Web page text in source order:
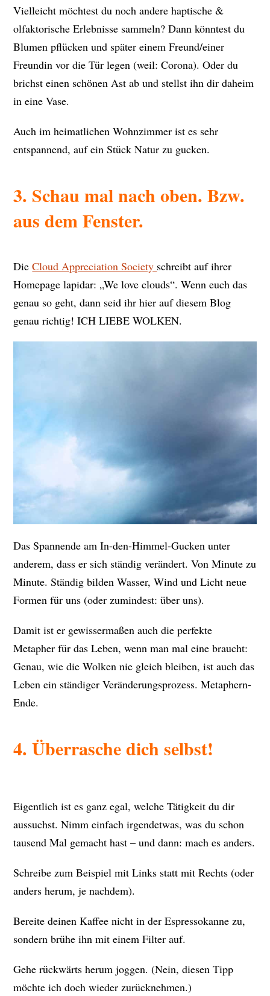
Vielleicht möchtest du noch andere haptische &
olfaktorische Erlebnisse sammeln? Dann könntest du
Blumen pflücken und später einem Freund/einer
Freundin vor die Tür legen (weil: Corona). Oder du
brichst einen schönen Ast ab und stellst ihn dir daheim
in eine Vase.
Auch im heimatlichen Wohnzimmer ist es sehr
entspannend, auf ein Stück Natur zu gucken.
3. Schau mal nach oben. Bzw.
aus dem Fenster.
DieCloud Appreciation Society schreibt auf ihrer
Homepage lapidar: „We love clouds“. Wenn euch das
genau so geht, dann seid ihr hier auf diesem Blog
genau richtig! ICH LIEBE WOLKEN.
Das Spannende am In-den-Himmel-Gucken unter
anderem, dass er sich ständig verändert. Von Minute zu
Minute. Ständig bilden Wasser, Wind und Licht neue
Formen für uns (oder zumindest: über uns).
Damit ist er gewissermaßen auch die perfekte
Metapher für das Leben, wenn man mal eine braucht:
Genau, wie die Wolken nie gleich bleiben, ist auch das
Leben ein ständiger Veränderungsprozess. Metaphern-
Ende.
4. Überrasche dich selbst!
Eigentlich ist es ganz egal, welche Tätigkeit du dir
aussuchst. Nimm einfach irgendetwas, was du schon
tausend Mal gemacht hast – und dann: mach es anders.
Schreibe zum Beispiel mit Links statt mit Rechts (oder
anders herum, je nachdem).
Bereite deinen Kaffee nicht in der Espressokanne zu,
sondern brühe ihn mit einem Filter auf.
Gehe rückwärts herum joggen. (Nein, diesen Tipp
möchte ich doch wieder zurücknehmen.)